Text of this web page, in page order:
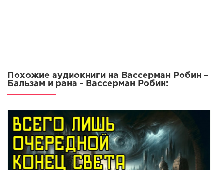
Похожие аудиокниги на Вассерман Робин –
Бальзам и рана - Вассерман Робин: